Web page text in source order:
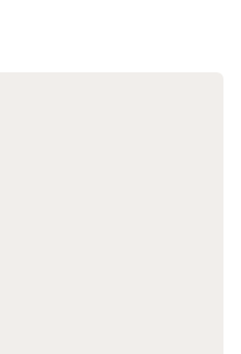
46 km from Tumulus Golf